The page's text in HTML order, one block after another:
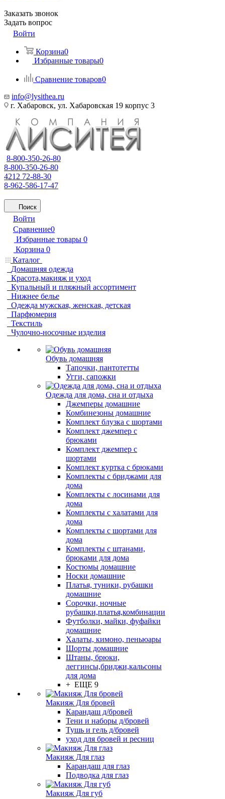
Заказать звонок
Задать вопрос
Войти
Корзина0
Избранные товары0
Сравнение товаров0
info@lysithea.ru
г. Хабаровск, ул. Хабаровская 19 корпус 3
8-800-350-26-80
8-800-350-26-80
4212 72-88-30
8-962-586-17-47
Поиск
Войти
Сравнение0
Избранные товары 0
Корзина 0
Каталог
Домашняя одежда
Красота,макияж и уход
Купальный и пляжный ассортимент
Нижнее белье
Одежда мужская, женская, детская
Парфюмерия
Текстиль
Чулочно-носочные изделия
Обувь домашняя
Тапочки, пантотетты
Угги, сапожки
Одежда для дома, сна и отдыха
Джемперы домашние
Комбинезоны домашние
Комплект блузка с шортами
Комплект джемпер с
брюками
Комплект джемпер с
шортами
Комплект куртка с брюками
Комплекты с бриджами для
дома
Комплекты с лосинами для
дома
Комплекты с халатами для
дома
Комплекты с шортами для
дома
Комплекты с штанами,
брюками для дома
Костюмы домашние
Носки домашние
Платья, туники, рубашки
домашние
Сорочки, ночные
рубашки,платья,комбинации
Футболки, майки, фуфайки
домашние
Халаты, кимоно, пеньюары
Шорты домашние
Штаны, брюки,
леггинсы,бриджи,кальсоны
для дома
+ ЕЩЕ 9
Макияж Для бровей
Карандаш д/бровей
Тени и наборы д/бровей
Тушь и гель д/бровей
уход для бровей и ресниц
Макияж Для глаз
Карандаш для глаз
Подводка для глаз
Макияж Для губ